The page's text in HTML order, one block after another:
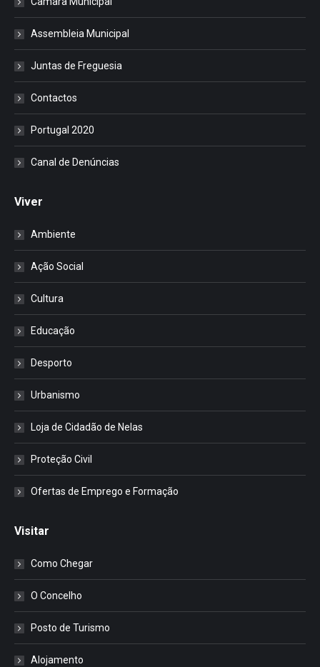
Assembleia Municipal
Juntas de Freguesia
Contactos
Portugal 2020
Canal de Denúncias
Viver
Ambiente
Ação Social
Cultura
Educação
Desporto
Urbanismo
Loja de Cidadão de Nelas
Proteção Civil
Ofertas de Emprego e Formação
Visitar
Como Chegar
O Concelho
Posto de Turismo
Alojamento